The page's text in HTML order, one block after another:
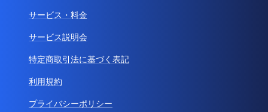
サービス・料金
サービス説明会
特定商取引法に基づく表記
利用規約
プライバシーポリシー